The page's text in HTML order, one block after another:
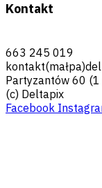
Kontakt
663 245 019
Partyzantów 60
(c) Deltapix
Facebook